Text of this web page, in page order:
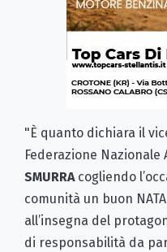
"È quanto dichiara il
Federazione Nazionale
SMURRAcogliendo
comunità un buon
all’insegna del
di responsabilità da